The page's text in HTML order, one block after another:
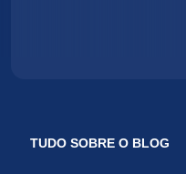
TUDO SOBRE O BLOG